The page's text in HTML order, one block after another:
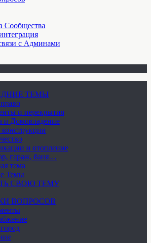
Сообщества
с Админами
ТЕМЫ
и перекрытия
и Домовладение
и отопление
гараж, баня…
тема
Темы
СВОЮ ТЕМУ
ВОПРОСОВ